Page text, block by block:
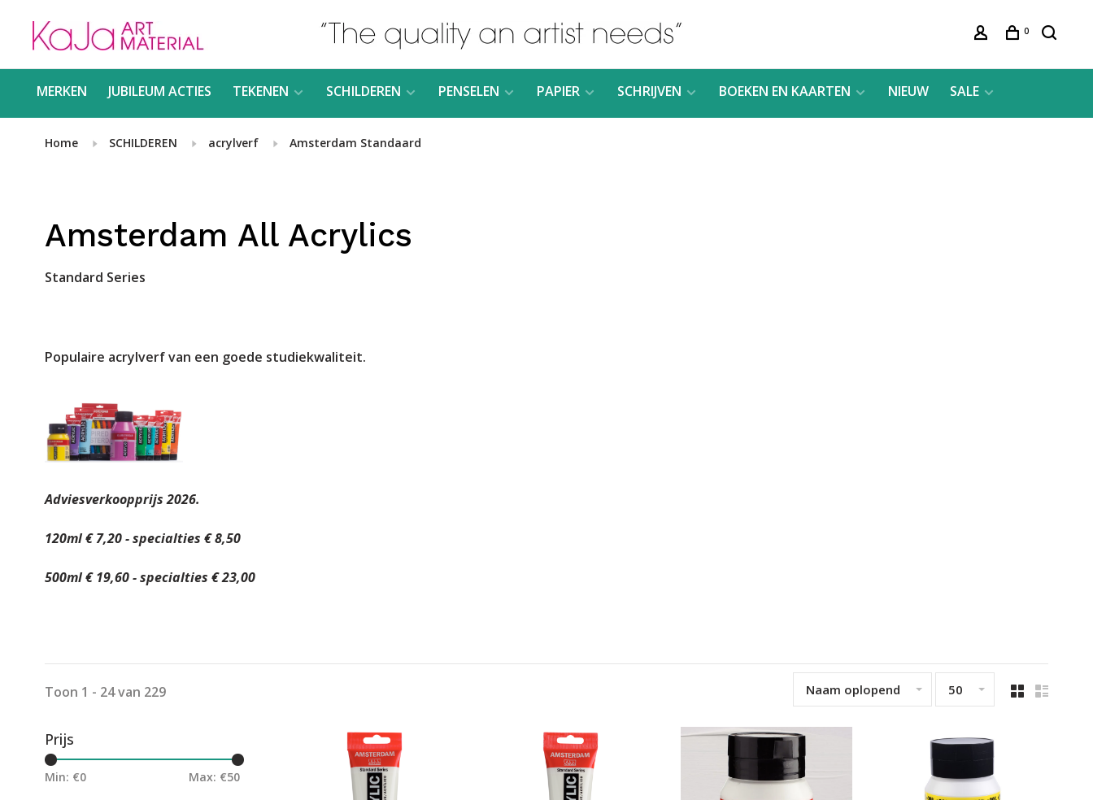
0
MERKEN JUBILEUM ACTIES TEKENEN SCHILDEREN PENSELEN PAPIER SCHRIJVEN BOEKEN EN KAARTEN NIEUW SALE
Home SCHILDEREN acrylverf Amsterdam Standaard
Amsterdam All Acrylics
Standard Series
Populaire acrylverf van een goede studiekwaliteit.
Adviesverkoopprijs 2026.
120ml € 7,20 - specialties € 8,50
500ml € 19,60 - specialties € 23,00
Toon 1 - 24 van 229 Naam oplopend 50
Prijs
Min: €0 Max: €50